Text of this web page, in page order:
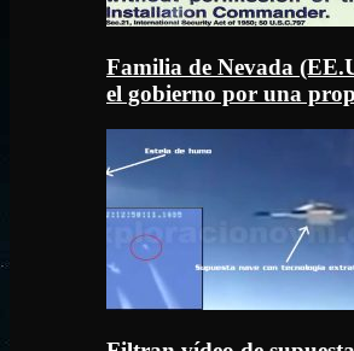
Familia de Nevada
el gobierno por una